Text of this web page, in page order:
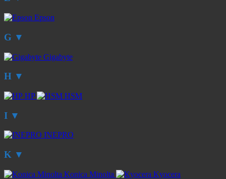
Epson
G ▼
Gigabyte
H ▼
HP HSM
I ▼
INEPRO
K ▼
Konica Minolta Kyocera